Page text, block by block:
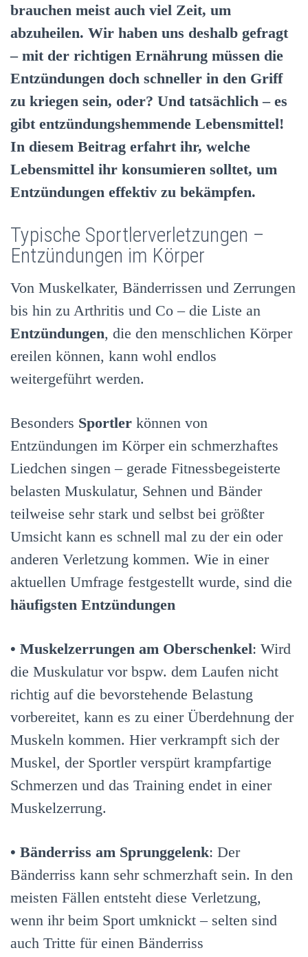
brauchen meist auch viel Zeit, um
abzuheilen. Wir haben uns deshalb gefragt
– mit der richtigen Ernährung müssen die
Entzündungen doch schneller in den Griff
zu kriegen sein, oder? Und tatsächlich – es
gibt entzündungshemmende Lebensmittel!
In diesem Beitrag erfahrt ihr, welche
Lebensmittel ihr konsumieren solltet, um
Entzündungen effektiv zu bekämpfen.
Typische Sportlerverletzungen –
Entzündungen im Körper
Von Muskelkater, Bänderrissen und Zerrungen
bis hin zu Arthritis und Co – die Liste an
Entzündungen, die den menschlichen Körper
ereilen können, kann wohl endlos
weitergeführt werden.
Besonders Sportler können von
Entzündungen im Körper ein schmerzhaftes
Liedchen singen – gerade Fitnessbegeisterte
belasten Muskulatur, Sehnen und Bänder
teilweise sehr stark und selbst bei größter
Umsicht kann es schnell mal zu der ein oder
anderen Verletzung kommen. Wie in einer
aktuellen Umfrage festgestellt wurde, sind die
häufigsten Entzündungen
• Muskelzerrungen am Oberschenkel: Wird
die Muskulatur vor bspw. dem Laufen nicht
richtig auf die bevorstehende Belastung
vorbereitet, kann es zu einer Überdehnung der
Muskeln kommen. Hier verkrampft sich der
Muskel, der Sportler verspürt krampfartige
Schmerzen und das Training endet in einer
Muskelzerrung.
• Bänderriss am Sprunggelenk: Der
Bänderriss kann sehr schmerzhaft sein. In den
meisten Fällen entsteht diese Verletzung,
wenn ihr beim Sport umknickt – selten sind
auch Tritte für einen Bänderriss